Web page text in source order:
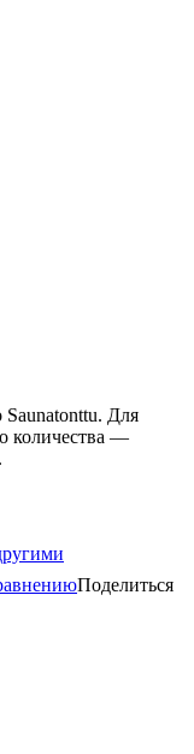
Для
количества —
Поделиться